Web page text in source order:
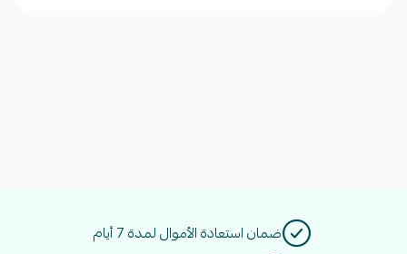
ضمان استعادة الأموال لمدة 7 أيام